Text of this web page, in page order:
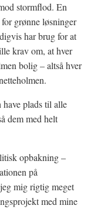
stormflod. En
grønne løsninger
har brug for at
krav om, at hver
bolig – altså hver
plads til alle
dem med helt
opbakning –
på
mig rigtig meget
med mine